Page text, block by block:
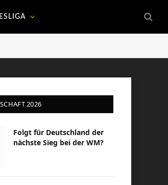
2026
Folgt für Deutschland der
nächste Sieg bei der WM?